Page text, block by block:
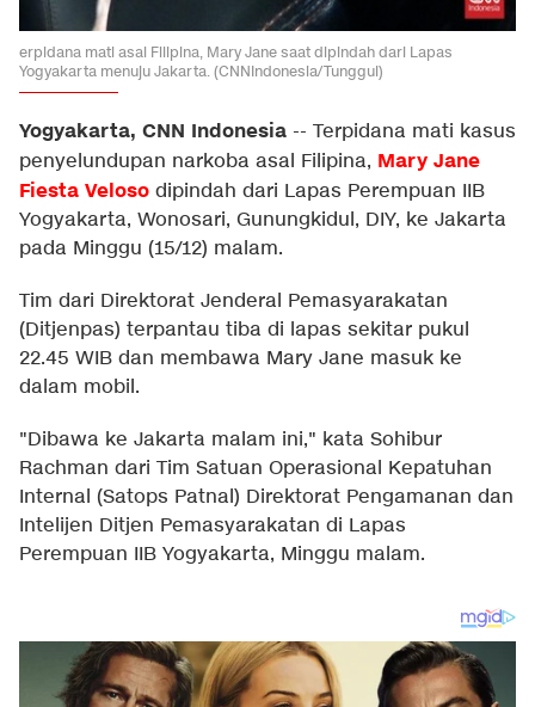
erpidana mati asal Filipina, Mary Jane saat dipindah dari Lapas
Yogyakarta menuju Jakarta. (CNNIndonesia/Tunggul)
Yogyakarta, CNN Indonesia -- Terpidana mati kasus
penyelundupan narkoba asal Filipina, Mary Jane
Fiesta Veloso dipindah dari Lapas Perempuan IIB
Yogyakarta, Wonosari, Gunungkidul, DIY, ke Jakarta
pada Minggu (15/12) malam.
Tim dari Direktorat Jenderal Pemasyarakatan
(Ditjenpas) terpantau tiba di lapas sekitar pukul
22.45 WIB dan membawa Mary Jane masuk ke
dalam mobil.
"Dibawa ke Jakarta malam ini," kata Sohibur
Rachman dari Tim Satuan Operasional Kepatuhan
Internal (Satops Patnal) Direktorat Pengamanan dan
Intelijen Ditjen Pemasyarakatan di Lapas
Perempuan IIB Yogyakarta, Minggu malam.